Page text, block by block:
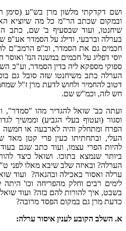
ושם דקדקתי מלשון מרן בש"ע
ובמקום שכתב הר"מ כל מה שיוציא
שיחנטו, ועוד שבסעיף ב' שם, כתב
בערלה וברבעי, ודילג על הסמדר
חכמים גם את הסמדר, וכ"פ הרמב"ם
יוסי דפליג על חכמים במשנה הנז'
ספוקי מספקא ליה בדין הסמדר, וע"כ
הערלה כתב משיחנטו שזה סובל גם
דטוב להחמיר ולחוש לדעת מרן ז"ל
חש לזה, וכמ"ש שם.
ועתה כב' שואל להגדיר מהו "סמדר",
וסגור (ועטוף בעלי הגביע) וממשיך
הפרח ומתחלק והיה לארבעה או
העלי, ובתחתיתו כעין פרי קטן
להיות הפרי עצמו, ועוד כתב שגם
ביותר שנמצא בתוכו. ושואל כיצד
הערלה? ובאיזה שלב שיבא מאלו לפני
ערלה ואסור באכילה ובהנאה? ועוד
לימים רבים וחלק מהפריחה וכו'
בשבט, איך להורות להם בזה? ועוד
כדעת מרן גם במקום הפסד מרובה?
א. השלב הקובע לענין איסור ערלה: